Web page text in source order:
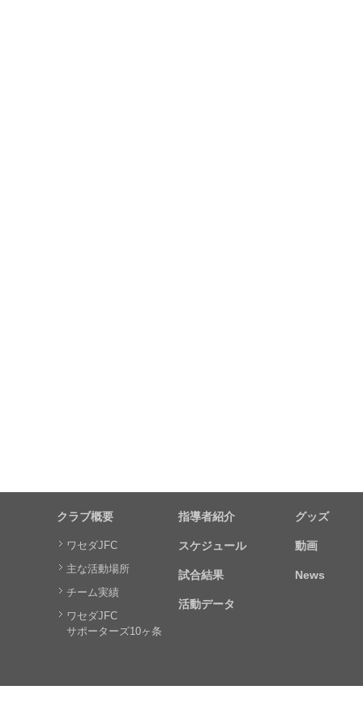
クラブ概要
ワセダJFC
主な活動場所
チーム実績
ワセダJFC
サポーターズ10ヶ条
指導者紹介
スケジュール
試合結果
活動データ
グッズ
動画
News